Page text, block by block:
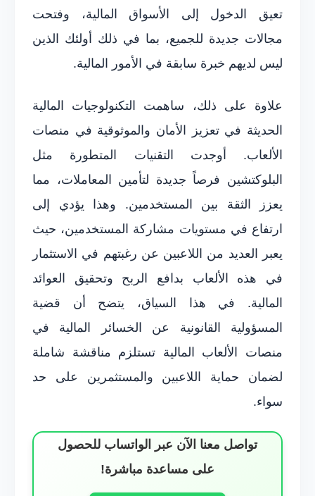
تعيق الدخول إلى الأسواق المالية، وفتحت
مجالات جديدة للجميع، بما في ذلك أولئك الذين
ليس لديهم خبرة سابقة في الأمور المالية.
علاوة على ذلك، ساهمت التكنولوجيات المالية
الحديثة في تعزيز الأمان والموثوقية في منصات
الألعاب. أوجدت التقنيات المتطورة مثل
البلوكتشين فرصاً جديدة لتأمين المعاملات، مما
يعزز الثقة بين المستخدمين. وهذا يؤدي إلى
ارتفاع في مستويات مشاركة المستخدمين، حيث
يعبر العديد من اللاعبين عن رغبتهم في الاستثمار
في هذه الألعاب بدافع الربح وتحقيق العوائد
المالية. في هذا السياق، يتضح أن قضية
المسؤولية القانونية عن الخسائر المالية في
منصات الألعاب المالية تستلزم مناقشة شاملة
لضمان حماية اللاعبين والمستثمرين على حد
سواء.
تواصل معنا الآن عبر الواتساب للحصول
على مساعدة مباشرة!